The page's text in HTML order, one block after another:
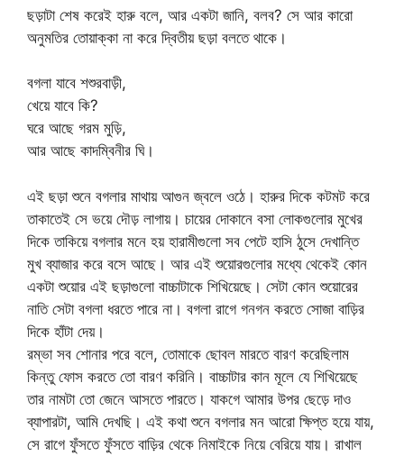
ছড়াটা শেষ করেই হারু বলে, আর একটা জানি, বলব? সে আর কারো
অনুমতির তোয়াক্কা না করে দ্বিতীয় ছড়া বলতে থাকে।
বগলা যাবে শশুরবাড়ী,
খেয়ে যাবে কি?
ঘরে আছে গরম মুড়ি,
আর আছে কাদম্বিনীর ঘি।
এই ছড়া শুনে বগলার মাথায় আগুন জ্বলে ওঠে। হারুর দিকে কটমট করে
তাকাতেই সে ভয়ে দৌড় লাগায়। চায়ের দোকানে বসা লোকগুলোর মুখের
দিকে তাকিয়ে বগলার মনে হয় হারামীগুলো সব পেটে হাসি ঠুসে দেখান্তি
মুখ ব্যাজার করে বসে আছে। আর এই শুয়োরগুলোর মধ্যে থেকেই কোন
একটা শুয়োর এই ছড়াগুলো বাচ্চাটাকে শিখিয়েছে। সেটা কোন শুয়োরের
নাতি সেটা বগলা ধরতে পারে না। বগলা রাগে গনগন করতে সোজা বাড়ির
দিকে হাঁটা দেয়।
রম্ভা সব শোনার পরে বলে, তোমাকে ছোবল মারতে বারণ করেছিলাম
কিন্তু ফোস করতে তো বারণ করিনি। বাচ্চাটার কান মূলে যে শিখিয়েছে
তার নামটা তো জেনে আসতে পারতে। যাকগে আমার উপর ছেড়ে দাও
ব্যাপারটা, আমি দেখছি। এই কথা শুনে বগলার মন আরো ক্ষিপ্ত হয়ে যায়,
সে রাগে ফুঁসতে ফুঁসতে বাড়ির থেকে নিমাইকে নিয়ে বেরিয়ে যায়। রাখাল